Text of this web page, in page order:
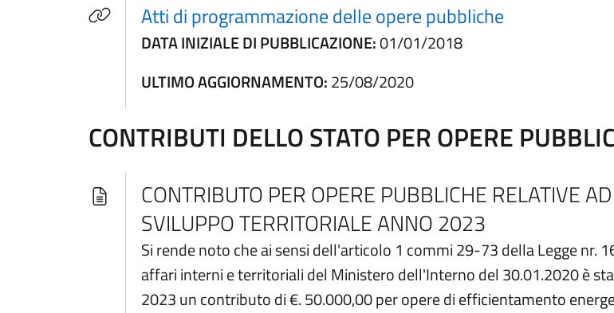
Atti di programmazione delle opere pubbliche
DATA INIZIALE DI PUBBLICAZIONE:01/01/2018
ULTIMO AGGIORNAMENTO:25/08/2020
CONTRIBUTI DELLO STATO PER OPERE
CONTRIBUTO PER OPERE PUBBLICHE RELATIVE
SVILUPPO TERRITORIALE ANNO 2023
Si rende noto che ai sensi dell'articolo 1 commi 29-73 della Legge nr.
affari interni e territoriali del Ministero dell'Interno del 30.01.2020 è
2023 un contributo di €. 50.000,00 per opere di efficientamento